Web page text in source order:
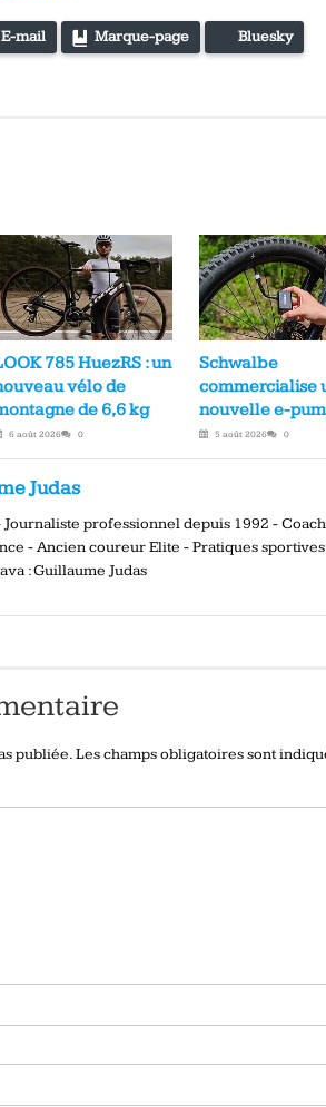
E-mail Marque-page Bluesky
785 HuezRS : un
vélo de
de 6,6 kg
6 août 2026 0
Schwalbe
commercialise
nouvelle e-
5 août 2026 0
Judas
Journaliste professionnel depuis 1992 -
- Ancien coureur Elite - Pratiques
: Guillaume Judas
publiée.Les champs obligatoires sont